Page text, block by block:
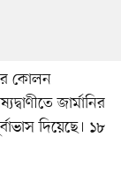
কোলন
জার্মানির
দিয়েছে। ১৮